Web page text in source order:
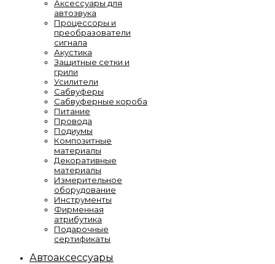
Аксессуары для
автозвука
Процессоры и
преобразователи
сигнала
Акустика
Защитные сетки и
грили
Усилители
Сабвуферы
Сабвуферные короба
Питание
Провода
Подиумы
Композитные
материалы
Декоративные
материалы
Измерительное
оборудование
Инструменты
Фирменная
атрибутика
Подарочные
сертификаты
Автоаксессуары